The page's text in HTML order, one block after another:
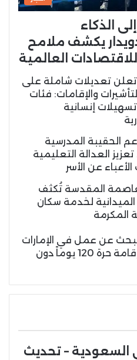
الذكاء
يكشف ملامح
العالمية
تعلن تعديلات شاملة على
والإقامات: فئات
إنسانية
الحقيبة المدرسية
تعزيز العدالة التعليمية
عن الأسر
المقدسة تُكثف
لخدمة سكان
المكرمة
عن عمل في الإمارات
2025.. إقامة حرة 120 يوماً دون
السعودية – تحديث